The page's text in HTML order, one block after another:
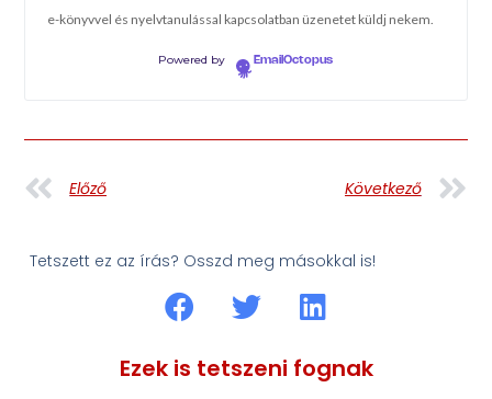
e-könyvvel és nyelvtanulással kapcsolatban üzenetet küldj nekem.
Powered by EmailOctopus
Előző Következő
Tetszett ez az írás? Osszd meg másokkal is!
Ezek is tetszeni fognak